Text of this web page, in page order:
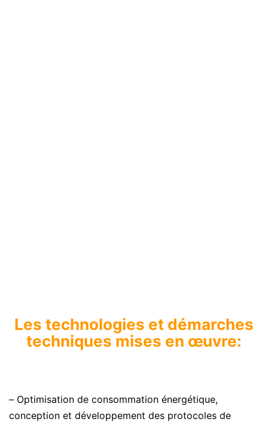
Les technologies et démarches
techniques mises en œuvre:
– Optimisation de consommation énergétique,
conception et développement des protocoles de